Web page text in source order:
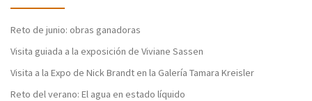
Reto de junio: obras ganadoras
Visita guiada a la exposición de Viviane Sassen
Visita a la Expo de Nick Brandt en la Galería Tamara Kreisler
Reto del verano: El agua en estado líquido